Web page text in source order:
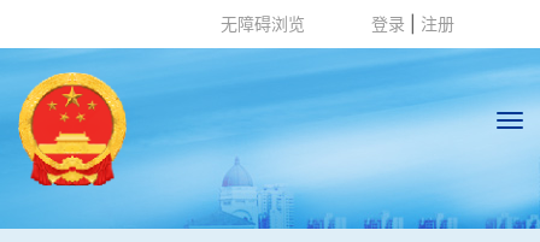
登录 注册
无障碍浏览